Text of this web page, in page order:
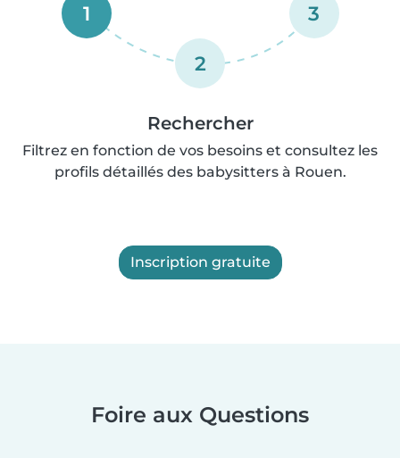
1
2
3
Rechercher
Filtrez en fonction de vos besoins et consultez les
profils détaillés des babysitters à Rouen.
Inscription gratuite
Foire aux Questions